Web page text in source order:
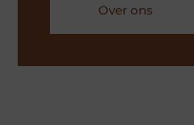
Over ons